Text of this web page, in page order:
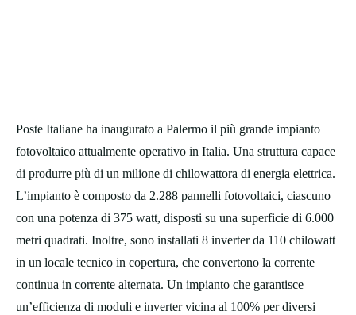
Poste Italiane ha inaugurato a Palermo il più grande impianto
fotovoltaico attualmente operativo in Italia. Una struttura capace
di produrre più di un milione di chilowattora di energia elettrica.
L’impianto è composto da 2.288 pannelli fotovoltaici, ciascuno
con una potenza di 375 watt, disposti su una superficie di 6.000
metri quadrati. Inoltre, sono installati 8 inverter da 110 chilowatt
in un locale tecnico in copertura, che convertono la corrente
continua in corrente alternata. Un impianto che garantisce
un’efficienza di moduli e inverter vicina al 100% per diversi